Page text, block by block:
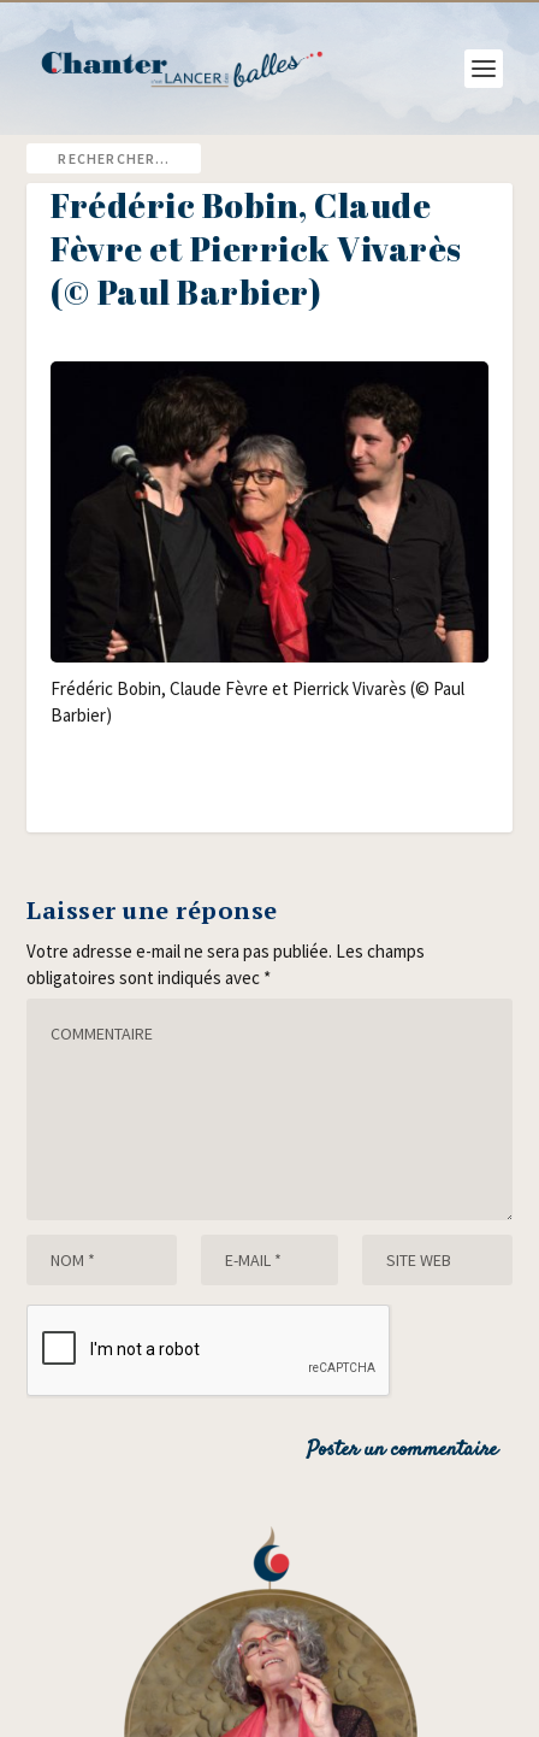
Frédéric Bobin, Claude
Fèvre et Pierrick Vivarès
(© Paul Barbier)
Fré­dé­ric Bobin, Claude Fèvre et Pier­rick Viva­rès (© Paul
Barbier)
Laisser une réponse
Votre adresse e-mail ne sera pas publiée. Les champs
obligatoires sont indiqués avec *